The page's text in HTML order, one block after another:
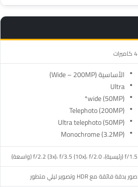
4 كاميرات
الأساسية (Wide – 200MP)
Ultra
wide (50MP)*
Telephoto (200MP)
Ultra telephoto (50MP)
Monochrome (3.2MP)
f/1.5 (رئيسية)، f/2.2 (3x)، f/3.5 (10x)، f/2.0 (واسعة)
صور بدقة فائقة مع HDR وتصوير ليلي متطور